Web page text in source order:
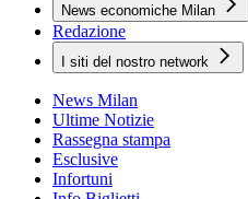
News economiche Milan
Redazione
I siti del nostro network
News Milan
Ultime Notizie
Rassegna stampa
Esclusive
Infortuni